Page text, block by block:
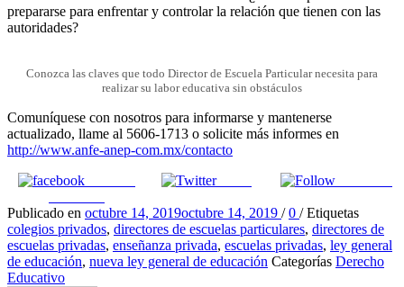
prepararse para enfrentar y controlar la relación que tienen con las
autoridades?
Conozca las claves que todo Director de Escuela Particular necesita para
realizar su labor educativa sin obstáculos
Comuníquese con nosotros para informarse y mantenerse
actualizado, llame al 5606-1713 o solicite más informes en
http://www.anfe-anep-com.mx/contacto
Tweet
Publicado en octubre 14, 2019octubre 14, 2019 / 0 / Etiquetas
colegios privados, directores de escuelas particulares, directores de
escuelas privadas, enseñanza privada, escuelas privadas, ley general
de educación, nueva ley general de educación Categorías Derecho
Educativo